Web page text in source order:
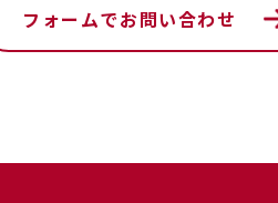
フォームでお問い合わせ